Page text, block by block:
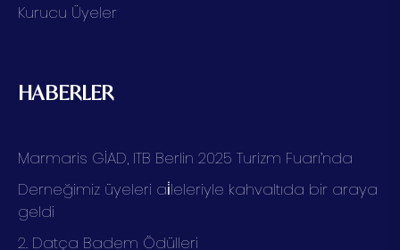
Kurucu Üyeler
HABERLER
Marmaris GİAD, ITB Berlin 2025 Turizm Fuarı’nda
Derneğimiz üyeleri ai̇leleriyle kahvaltıda bir araya
geldi
2. Datça Badem Ödülleri